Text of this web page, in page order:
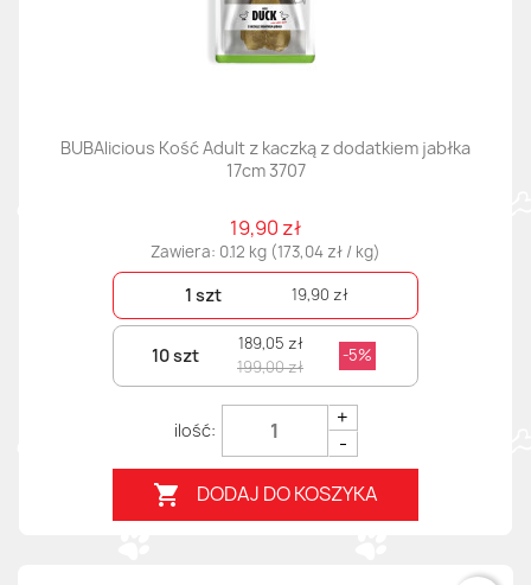
BUBAlicious Kość Adult z kaczką z dodatkiem jabłka
17cm 3707
19,90 zł
Zawiera: 0.12 kg (173,04 zł / kg)
1 szt 19,90 zł
10 szt
189,05 zł
199,00 zł
-5%
+
-
 DODAJ DO KOSZYKA